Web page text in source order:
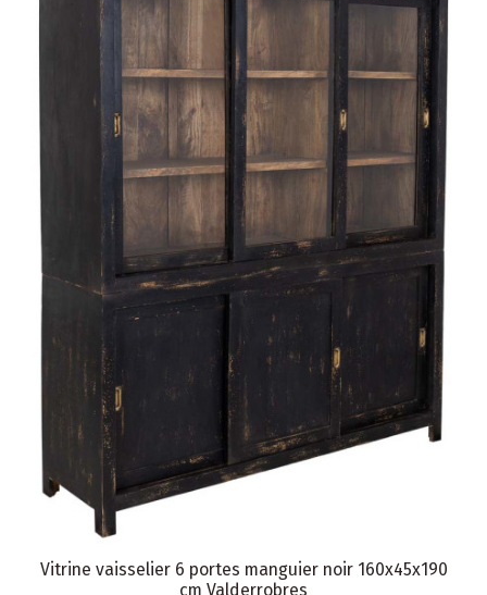
Vitrine vaisselier 6 portes manguier noir 160x45x190
cm Valderrobres